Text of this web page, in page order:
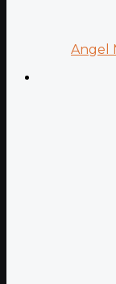
Angel